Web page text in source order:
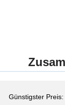
Günstigster